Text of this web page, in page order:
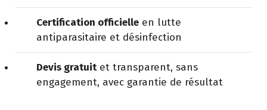
Certification officielle en lutte
antiparasitaire et désinfection
Devis gratuitet transparent, sans
engagement, avec garantie de résultat